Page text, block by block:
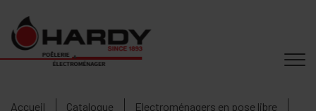
Accueil Catalogue
Electroménagers en pose libre